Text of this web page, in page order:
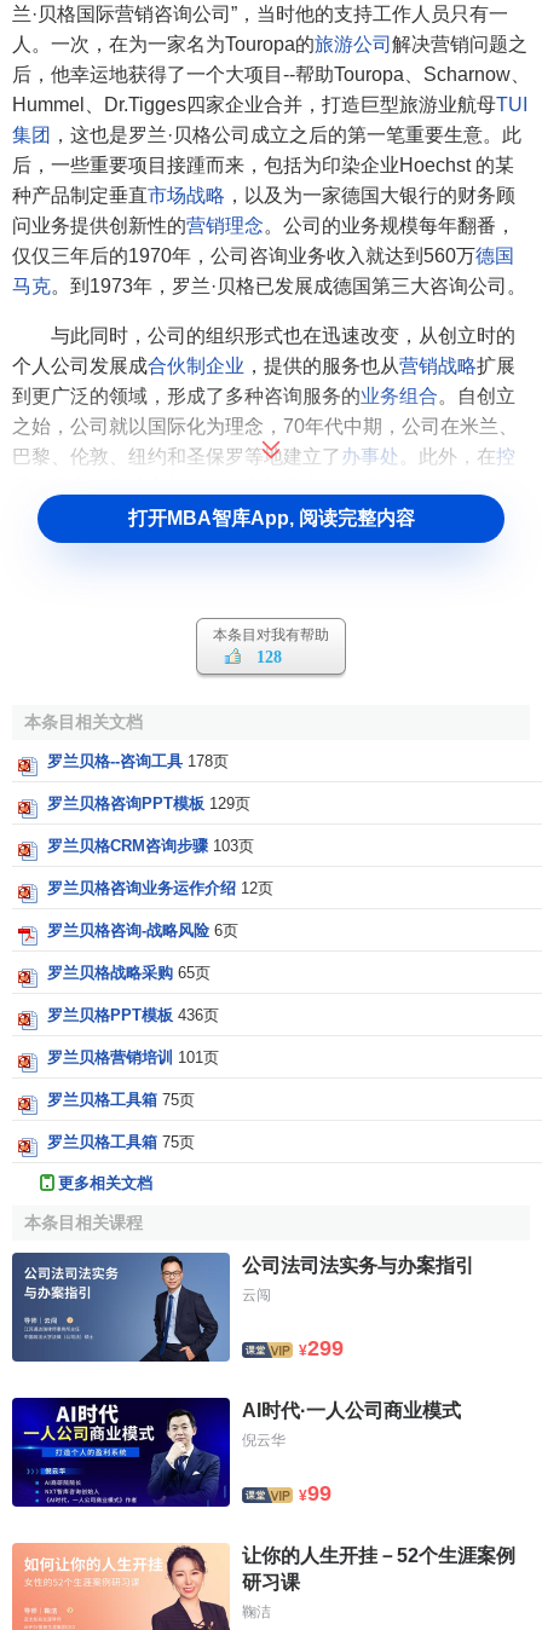
兰·贝格国际营销咨询公司”，当时他的支持工作人员只有一
人。一次，在为一家名为Touropa的旅游公司 解决营销问题之
后，他幸运地获得了一个大项目--帮助Touropa、Scharnow、
Hummel、Dr.Tigges四家企业合并，打造巨型旅游业航母TUI
集团 ，这也是罗兰·贝格公司成立之后的第一笔重要生意。此
后，一些重要项目接踵而来，包括为印染企业Hoechst 的某
种产品制定垂直市场战略 ，以及为一家德国大银行的财务顾
问业务提供创新性的营销理念。公司的业务规模每年翻番，
仅仅三年后的1970年，公司咨询业务收入就达到560万德国
马克。到1973年，罗兰·贝格已发展成德国第三大咨询公司。
与此同时，公司的组织形式也在迅速改变，从创立时的
个人公司发展成合伙制企业 ，提供的服务也从营销战略扩展
到更广泛的领域，形成了多种咨询服务的业务组合。自创立
之始，公司就以国际化为理念，70年代中期，公司在米兰、
巴黎、伦敦、纽约和圣保罗等地建立了 办事处 。此外，在控
经过十年的成长，罗兰·贝格公司的员工已超过百人，每
英、法、意、瑞、荷等国的企业组成国际咨询联盟TIG；
1979年，与日本最大的咨询企业之一“日本管理会”建立
著的咨询协会ACME吸纳为会员，成为进入该协会的第一家
欧洲企业。
80年代至今：发展为业务国际化的领先战略咨询公
司
在80年代中期以前，罗兰·贝格公司超过半数的业务来自
战略咨询业务。而从80年代中期开始，它迅速发展成为服务
马德里、东京、维也纳、里斯本、巴黎和布宜诺斯艾利斯等
地建立了分支机构。进入90年代，公司员工扩大到近500
人，年咨询收入达到 1.75亿
28%来自国外业务。
张到中东欧，在莫斯科、布拉格、布加勒斯特开设了办事
处。继此之后，公司又先后在布鲁塞尔、上海、苏黎世和布
达佩斯开设新的办事处。虽然早年已在纽约开设办事处，但
扩张在一定程度上受到了银行控股条款的限制，公司在美国
市场的发展一度主要通过与当地伙伴建立战略合作关系的方
式展开。直至1998年，罗兰·贝格公司进行了
兰·贝格先生及其伙伴从德意志银行
新成为一家完全由合伙人所有的独立企业，其在美国的业务
发展的障碍才得以消除。同年，底特律办事处设立，新的纽
约办事处和旧金山办事处也分别于1999和2001年开业。
2002年12月，罗兰·贝格战略咨询公司的合伙人选举出了
士进入公司顾问委员会。为适应公司迅速的 国际扩张要求，
非德国合伙人进入了最高管理层。布克哈德·施万克先生被任
打开MBA智库App, 阅读完整内容
本条目对我有帮助
128
本条目相关文档
罗兰贝格--咨询工具 178页
罗兰贝格咨询PPT模板 129页
罗兰贝格CRM咨询步骤 103页
罗兰贝格咨询业务运作介绍 12页
罗兰贝格咨询-战略风险 6页
罗兰贝格战略采购 65页
罗兰贝格PPT模板 436页
罗兰贝格营销培训 101页
罗兰贝格工具箱 75页
罗兰贝格工具箱 75页
更多相关文档
本条目相关课程
公司法司法实务与办案指引
云闯
¥299
AI时代·一人公司商业模式
倪云华
¥99
让你的人生开挂－52个生涯案例
研习课
鞠洁